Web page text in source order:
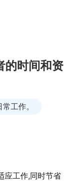
的时间和资
工作。
应工作,同时节省